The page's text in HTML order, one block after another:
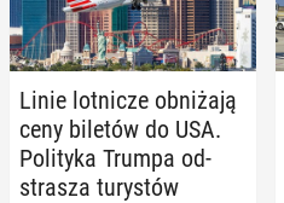
Linie lot­ni­cze ob­ni­ża­ją
ceny biletów do USA.
Po­li­ty­ka Trumpa od­
stra­sza tu­ry­stów